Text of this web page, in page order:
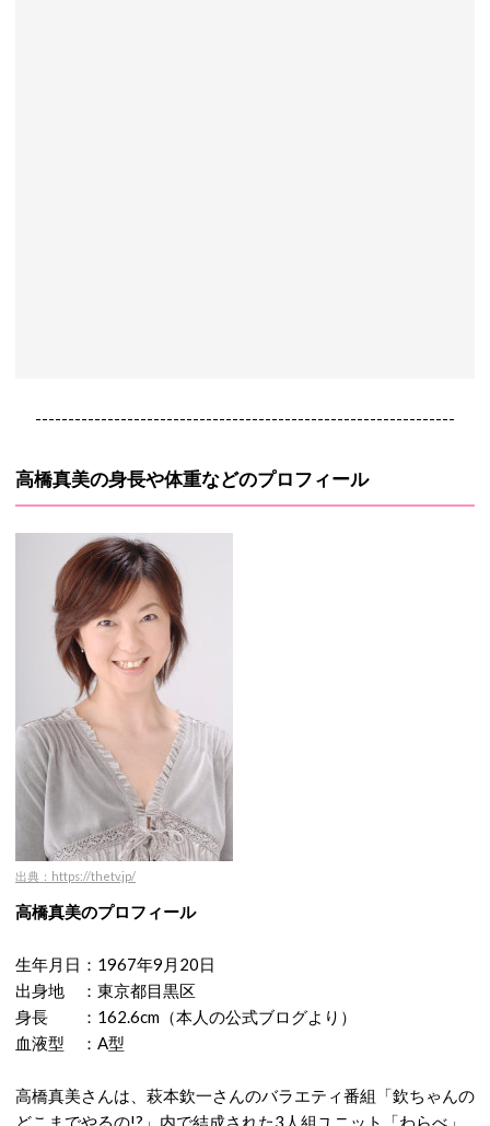
----------------------------------------------------------------
高橋真美の身長や体重などのプロフィール
出典：https://thetv.jp/
高橋真美のプロフィール
生年月日：1967年9月20日
出身地 ：東京都目黒区
身長 ：162.6cm（本人の公式ブログより）
血液型 ：A型
高橋真美さんは、萩本欽一さんのバラエティ番組「欽ちゃんの
どこまでやるの!?」内で結成された3人組ユニット「わらべ」